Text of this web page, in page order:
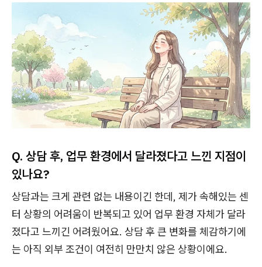
Q. 상담 후, 업무 환경에서 달라졌다고 느낀 지점이
있나요?
상담과는 크게 관련 없는 내용이긴 한데, 제가 속해있는 센
터 상황의 어려움이 반복되고 있어 업무 환경 자체가 달라
졌다고 느끼긴 어려웠어요. 상담 후 큰 변화를 체감하기에
는 아직 외부 조건이 여전히 만만치 않은 상황이에요.